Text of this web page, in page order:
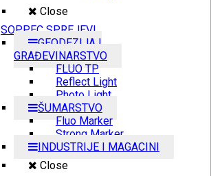
Close
SOPPEC SPREJEVI
GEODEZIJA I
GRAĐEVINARSTVO
FLUO TP
Reflect Light
Photo Light
ŠUMARSTVO
Fluo Marker
Strong Marker
INDUSTRIJE I MAGACINI
Close